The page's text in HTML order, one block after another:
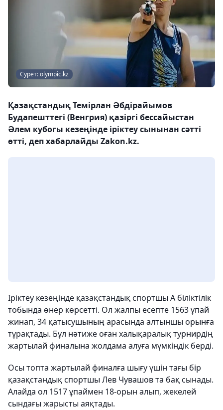
Сурет: olympic.kz
Қазақстандық Темірлан Әбдірайымов
Будапешттегі (Венгрия) қазіргі бессайыстан
Әлем кубогы кезеңінде іріктеу сынынан сәтті
өтті, деп хабарлайды Zakon.kz.
Іріктеу кезеңінде қазақстандық спортшы А біліктілік
тобында өнер көрсетті. Ол жалпы есепте 1563 ұпай
жинап, 34 қатысушының арасында алтыншы орынға
тұрақтады. Бұл нәтиже оған халықаралық турнирдің
жартылай финалына жолдама алуға мүмкіндік берді.
Осы топта жартылай финалға шығу үшін тағы бір
қазақстандық спортшы Лев Чувашов та бақ сынады.
Алайда ол 1517 ұпаймен 18-орын алып, жекелей
сындағы жарысты аяқтады.